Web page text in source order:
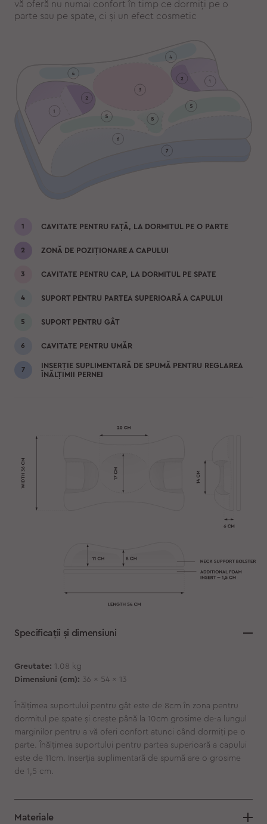
vă oferă nu numai confort în timp ce dormiți pe o
parte sau pe spate, ci și un efect cosmetic
CAVITATE PENTRU FAȚĂ, LA DORMITUL PE O PARTE
ZONĂ DE POZIȚIONARE A CAPULUI
CAVITATE PENTRU CAP, LA DORMITUL PE SPATE
SUPORT PENTRU PARTEA SUPERIOARĂ A CAPULUI
SUPORT PENTRU GÂT
CAVITATE PENTRU UMĂR
INSERȚIE SUPLIMENTARĂ DE SPUMĂ PENTRU REGLAREA
ÎNĂLȚIMII PERNEI
Specificații și dimensiuni
Greutate: 1.08 kg
Dimensiuni (cm): 36 x 54 x 13
Înălțimea suportului pentru gât este de 8cm în zona pentru
dormitul pe spate și crește până la 10cm grosime de-a lungul
marginilor pentru a vă oferi confort atunci când dormiți pe o
parte. Înălțimea suportului pentru partea superioară a capului
este de 11cm. Inserția suplimentară de spumă are o grosime
de 1,5 cm.
Materiale